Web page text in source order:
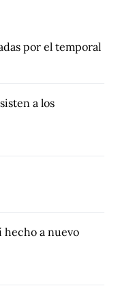
por el temporal
a los
hecho a nuevo